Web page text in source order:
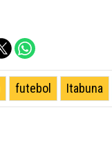
futebol Itabuna